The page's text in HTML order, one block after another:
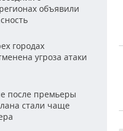
объявили
городах
угроза атаки
после премьеры
стали чаще